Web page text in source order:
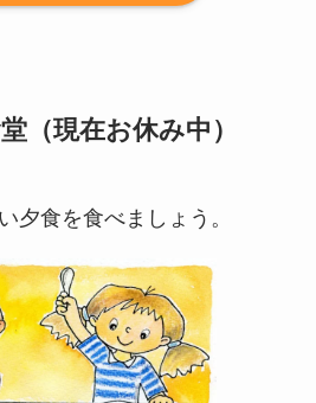
（現在お休み中）
夕食を食べましょう。